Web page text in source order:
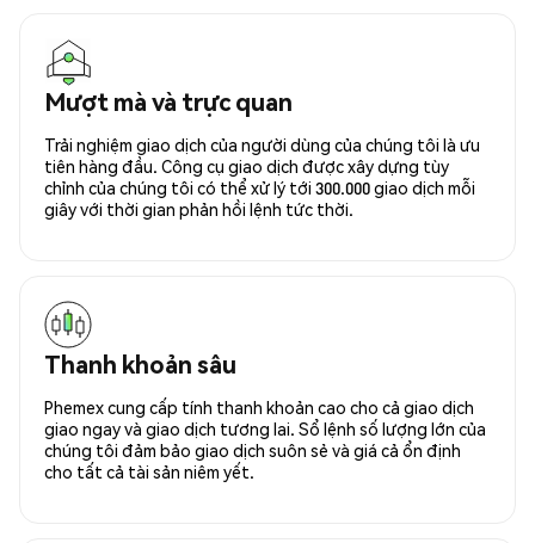
Mượt mà và trực quan
Trải nghiệm giao dịch của người dùng của chúng tôi là ưu
tiên hàng đầu. Công cụ giao dịch được xây dựng tùy
chỉnh của chúng tôi có thể xử lý tới 300.000 giao dịch mỗi
giây với thời gian phản hồi lệnh tức thời.
Thanh khoản sâu
Phemex cung cấp tính thanh khoản cao cho cả giao dịch
giao ngay và giao dịch tương lai. Sổ lệnh số lượng lớn của
chúng tôi đảm bảo giao dịch suôn sẻ và giá cả ổn định
cho tất cả tài sản niêm yết.